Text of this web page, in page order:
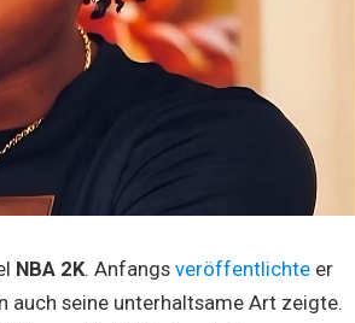
NBA 2K. Anfangs veröffentlichteer
auch seine unterhaltsame Art zeigte.